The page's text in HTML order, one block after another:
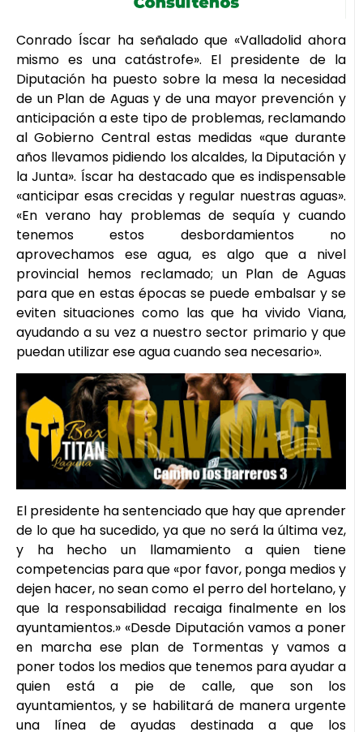
Conrado Íscar ha señalado que «Valladolid ahora
mismo es una catástrofe». El presidente de la
Diputación ha puesto sobre la mesa la necesidad
de un Plan de Aguas y de una mayor prevención y
anticipación a este tipo de problemas, reclamando
al Gobierno Central estas medidas «que durante
años llevamos pidiendo los alcaldes, la Diputación y
la Junta». Íscar ha destacado que es indispensable
«anticipar esas crecidas y regular nuestras aguas».
«En verano hay problemas de sequía y cuando
tenemos estos desbordamientos no
aprovechamos ese agua, es algo que a nivel
provincial hemos reclamado; un Plan de Aguas
para que en estas épocas se puede embalsar y se
eviten situaciones como las que ha vivido Viana,
ayudando a su vez a nuestro sector primario y que
puedan utilizar ese agua cuando sea necesario».
El presidente ha sentenciado que hay que aprender
de lo que ha sucedido, ya que no será la última vez,
y ha hecho un llamamiento a quien tiene
competencias para que «por favor, ponga medios y
dejen hacer, no sean como el perro del hortelano, y
que la responsabilidad recaiga finalmente en los
ayuntamientos.» «Desde Diputación vamos a poner
en marcha ese plan de Tormentas y vamos a
poner todos los medios que tenemos para ayudar a
quien está a pie de calle, que son los
ayuntamientos, y se habilitará de manera urgente
una línea de ayudas destinada a que los